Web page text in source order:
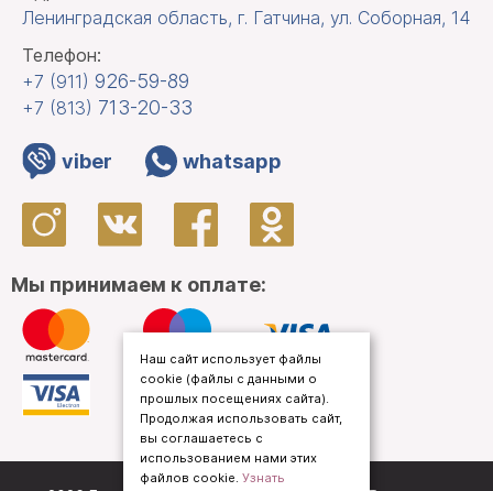
Ленинградская область, г. Гатчина, ул. Соборная, 14
Телефон:
+7 (911) 926-59-89
+7 (813) 713-20-33
viber whatsapp
Мы принимаем к оплате:
Наш сайт использует файлы
cookie (файлы с данными о
прошлых посещениях сайта).
Продолжая использовать сайт,
вы соглашаетесь с
использованием нами этих
файлов cookie. Узнать